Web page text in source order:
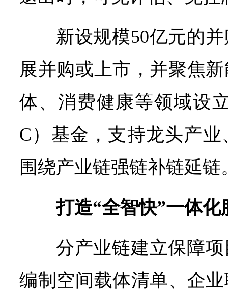
新设规模50亿元的
展并购或上市，并聚焦
体、消费健康等领域设
C）基金，支持龙头产
围绕产业链强链补链延链
打造“全智快”一体化
分产业链建立保障
编制空间载体清单、企